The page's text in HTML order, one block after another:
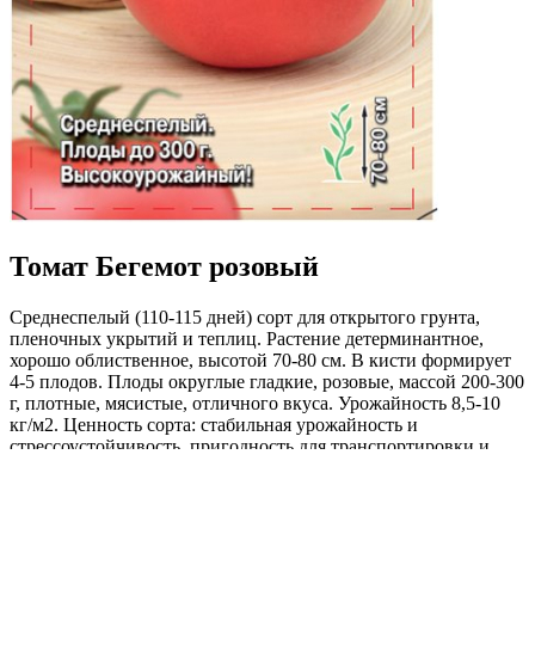
Томат Бегемот розовый
Среднеспелый (110-115 дней) сорт для открытого грунта,
пленочных укрытий и теплиц. Растение детерминантное,
хорошо облиственное, высотой 70-80 см. В кисти формирует
4-5 плодов. Плоды округлые гладкие, розовые, массой 200-300
г, плотные, мясистые, отличного вкуса. Урожайность 8,5-10
кг/м2. Ценность сорта: стабильная урожайность и
стрессоустойчивость, пригодность для транспортировки и